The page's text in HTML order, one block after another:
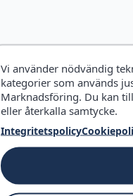
Vi använder nödvändig
kategorier som används
Marknadsföring. Du kan
eller återkalla samtycke.
Integritetspolicy